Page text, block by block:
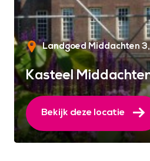
Landgoed Middachten 3
Kasteel
Bekijk deze locatie